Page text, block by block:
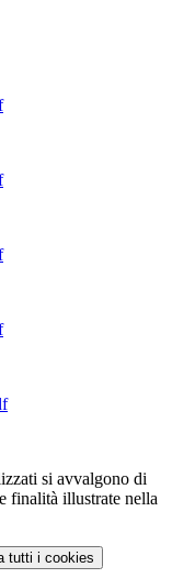
si avvalgono di
finalità illustrate nella
tutti i cookies